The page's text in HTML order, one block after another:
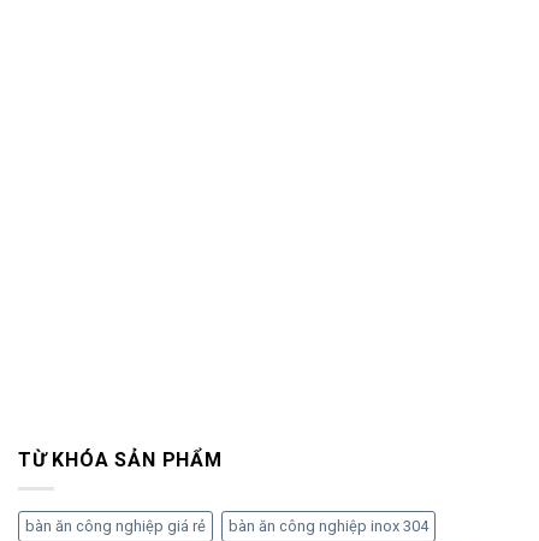
TỪ KHÓA SẢN PHẨM
bàn ăn công nghiệp giá rẻ bàn ăn công nghiệp inox 304